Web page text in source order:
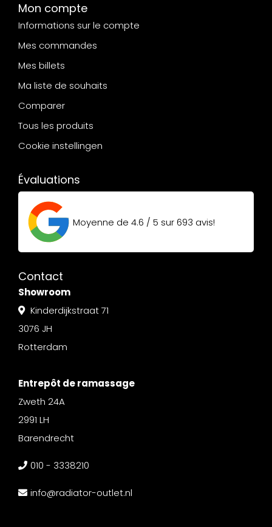
Mon compte
Informations sur le compte
Mes commandes
Mes billets
Ma liste de souhaits
Comparer
Tous les produits
Cookie instellingen
Évaluations
Moyenne de 4.6 / 5 sur693 avis!
Contact
Showroom
Kinderdijkstraat 71
3076 JH
Rotterdam
Entrepôt de ramassage
Zweth 24A
2991 LH
Barendrecht
010 - 3338210
info@radiator-outlet.nl